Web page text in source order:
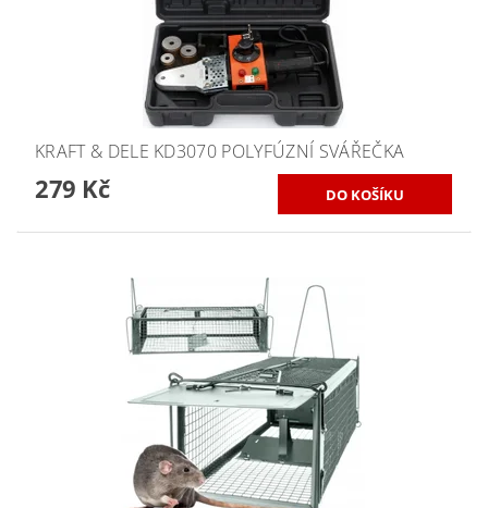
KRAFT & DELE KD3070 POLYFÚZNÍ SVÁŘEČKA
279 Kč